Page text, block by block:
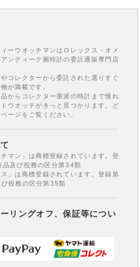
ーウオッチマンはロレックス・オメ
ンティーク腕時計の委託通販専門店
コレクターから委託された選りすぐ
が満載です。
からコレクター垂涎の時計まで憧れ
ウオッチがきっと見つかります。ど
ージをご覧ください。
チマン」は商標登録されています。登
及び役務の区分第34類
ス」は商標登録されています。登録第
役務の区分第35類
リングオフ、保証等につい